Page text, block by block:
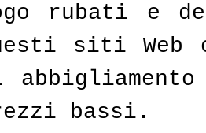
rubati e
siti Web
bassi.